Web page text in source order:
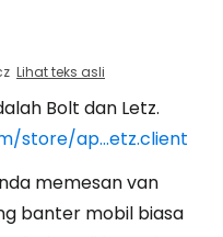
Lihat teks asli
Bolt dan Letz.
store/ap...etz.client
memesan van
banter mobil biasa